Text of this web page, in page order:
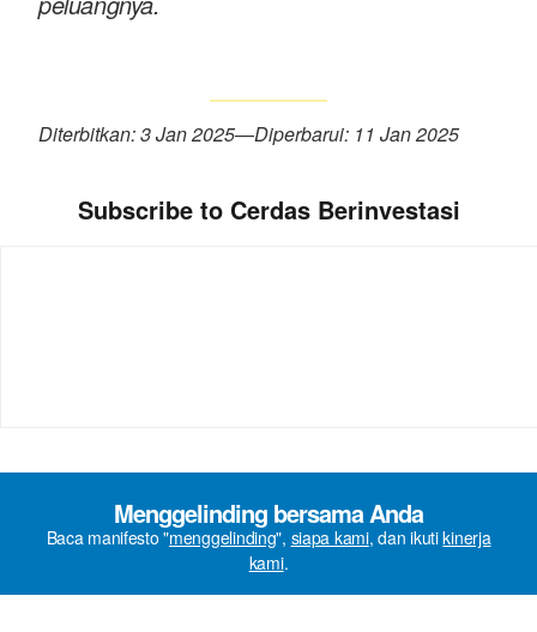
Diterbitkan: 3 Jan 2025—Diperbarui: 11 Jan 2025
Subscribe to Cerdas Berinvestasi
Menggelinding bersama Anda
Baca manifesto "menggelinding", siapa kami, dan ikutikinerja
kami.